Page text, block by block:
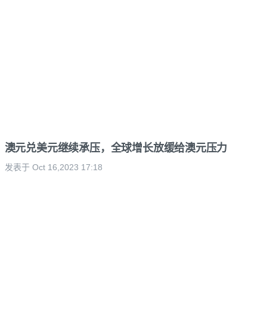
澳元兑美元继续承压，全球增长放缓给澳元压力
发表于 Oct 16,2023 17:18